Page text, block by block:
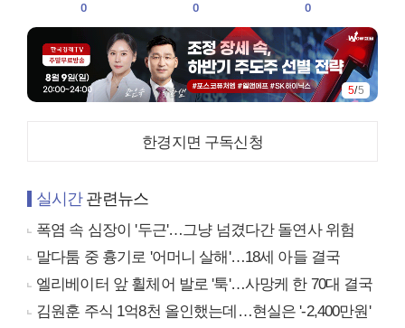
0
0
0
5/5
한경지면 구독신청
실시간관련뉴스
폭염 속 심장이 '두근'…그냥 넘겼다간 돌연사 위험
말다툼 중 흉기로 '어머니 살해'…18세 아들 결국
엘리베이터 앞 휠체어 발로 '툭'…사망케 한 70대 결국
김원훈 주식 1억8천 올인했는데…현실은 '-2,400만원'